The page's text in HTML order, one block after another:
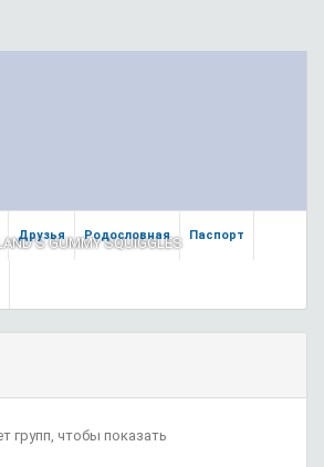
GUMMY SQUIGGLES
Друзья Родословная Паспорт
групп, чтобы показать